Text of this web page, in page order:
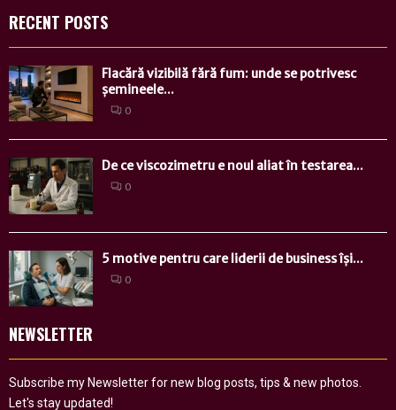
RECENT POSTS
Flacără vizibilă fără fum: unde se potrivesc
șemineele...
0
De ce viscozimetru e noul aliat în testarea...
0
5 motive pentru care liderii de business își...
0
NEWSLETTER
Subscribe my Newsletter for new blog posts, tips & new photos.
Let's stay updated!